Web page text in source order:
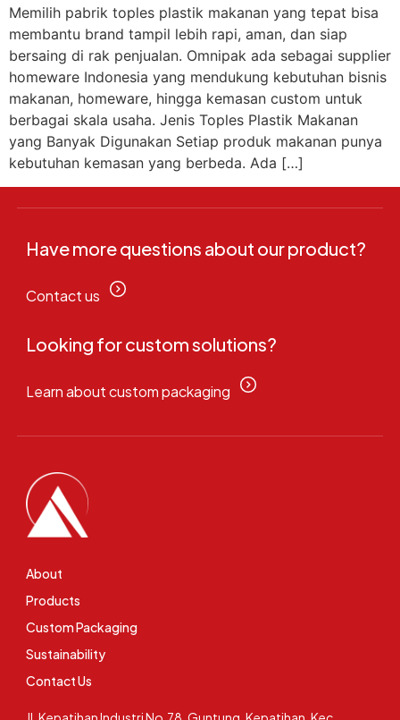
Memilih pabrik toples plastik makanan yang tepat bisa
membantu brand tampil lebih rapi, aman, dan siap
bersaing di rak penjualan. Omnipak ada sebagai supplier
homeware Indonesia yang mendukung kebutuhan bisnis
makanan, homeware, hingga kemasan custom untuk
berbagai skala usaha. Jenis Toples Plastik Makanan
yang Banyak Digunakan Setiap produk makanan punya
kebutuhan kemasan yang berbeda. Ada […]
Have more questions about our product?
Contact us
Looking for custom solutions?
Learn about custom packaging
About
Products
Custom Packaging
Sustainability
Contact Us